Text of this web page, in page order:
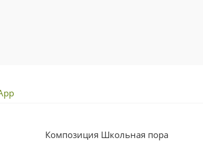
Композиция Школьная пора